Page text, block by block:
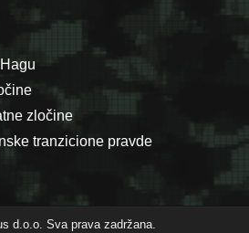
zločine
tranzicione pravde
d.o.o. Sva prava zadržana.